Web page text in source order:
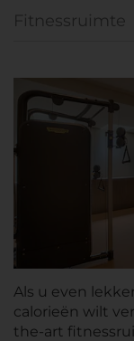
Fitnessruimte
Als u even
calorieën wilt
the-art